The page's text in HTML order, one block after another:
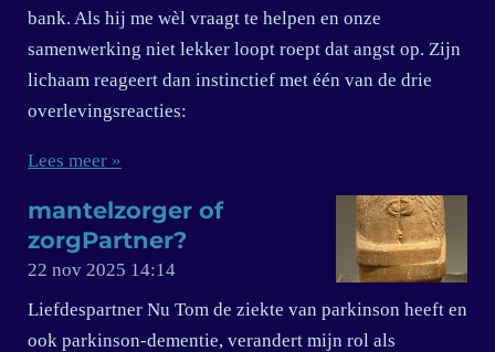
bank. Als hij me wèl vraagt te helpen en onze
samenwerking niet lekker loopt roept dat angst op. Zijn
lichaam reageert dan instinctief met één van de drie
overlevingsreacties:
Lees meer »
mantelzorger of
zorgPartner?
22 nov 2025 14:14
Liefdespartner Nu Tom de ziekte van parkinson heeft en
ook parkinson-dementie, verandert mijn rol als